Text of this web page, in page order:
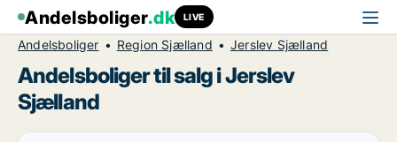
Andelsboliger.dk LIVE
Andelsboliger Region Sjælland Jerslev Sjælland
Andelsboliger til salg i Jerslev
Sjælland